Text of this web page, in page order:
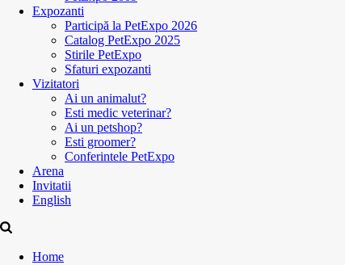
Expozanti
Participă la PetExpo 2026
Catalog PetExpo 2025
Stirile PetExpo
Sfaturi expozanti
Vizitatori
Ai un animalut?
Esti medic veterinar?
Ai un petshop?
Esti groomer?
Conferintele PetExpo
Arena
Invitatii
English
Home